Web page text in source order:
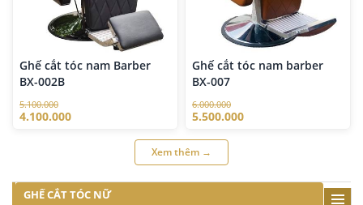
Ghế cắt tóc nam Barber
BX-002B
5.100.000
4.100.000
Ghế cắt tóc nam barber
BX-007
6.000.000
5.500.000
Xem thêm →
GHẾ CẮT TÓC NỮ